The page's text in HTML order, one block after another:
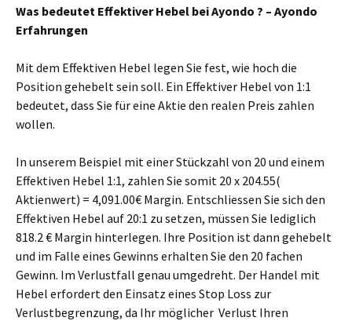
Was bedeutet Effektiver Hebel bei Ayondo ? – Ayondo
Erfahrungen
Mit dem Effektiven Hebel legen Sie fest, wie hoch die
Position gehebelt sein soll. Ein Effektiver Hebel von 1:1
bedeutet, dass Sie für eine Aktie den realen Preis zahlen
wollen.
In unserem Beispiel mit einer Stückzahl von 20 und einem
Effektiven Hebel 1:1, zahlen Sie somit 20 x 204.55(
Aktienwert) = 4,091.00€ Margin. Entschliessen Sie sich den
Effektiven Hebel auf 20:1 zu setzen, müssen Sie lediglich
818.2 € Margin hinterlegen. Ihre Position ist dann gehebelt
und im Falle eines Gewinns erhalten Sie den 20 fachen
Gewinn. Im Verlustfall genau umgedreht. Der Handel mit
Hebel erfordert den Einsatz eines Stop Loss zur
Verlustbegrenzung, da Ihr möglicher Verlust Ihren